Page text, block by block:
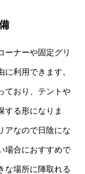
ーナーや固定グリ
利用できます。
ており、テントや
する形になりま
アなので日陰にな
場合におすすめで
な場所に陣取れる